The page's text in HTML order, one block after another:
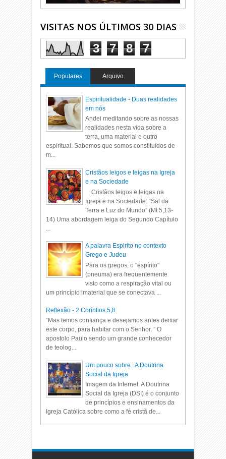
VISITAS NOS ÚLTIMOS 30 DIAS
3 7 8 7
Populares Arquivo
Espiritualidade - Duas realidades
em nós
Andei meditando sobre as nossas
realidades nesta vida sobre a
terra, uma material e outro
espiritual. Sabemos que somos constituídos de
m...
Cristãos leigos e leigas na Igreja
e na Sociedade
Cristãos leigos e leigas na
Igreja e na Sociedade: “Sal da
Terra e Luz do Mundo” (Mt 5,13-
14) Uma abordagem leiga do Segundo Capítulo
A palavra Espirito no contexto
Grego e Judeu
Para os gregos, o "espírito"
(pneuma) era frequentemente
visto como a respiração vital ou
um princípio imaterial que se conectava ...
Reflexão - 2 Coríntios 5,8
“Mas temos confiança e desejamos antes deixar
este corpo, para habitar com o Senhor. ” O
apostolo Paulo sendo um grande conhecedor
de teolog...
Um pouco sobre : A Doutrina
Social da Igreja
Imagem da Internet A Doutrina
Social da Igreja (DSI) é o conjunto
de princípios e ensinamentos da
Igreja Católica sobre como a fé cristã de...